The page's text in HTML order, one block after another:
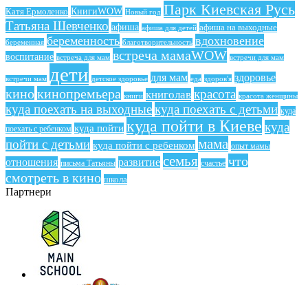
Катя Ермоленко КнигиWOW Новый год Парк Киевская Русь
Татьяна Шевченко афиша афиша для детей афиша на выходные
беременная беременность благотворительность вдохновение
воспитание встреча для мам встреча мамаWOW встречи для мам
встречи мам дети детское здоровье для мам еда здоров'я здоровье
кинокинопремьера книги книголав красота красота женщины
куда поехать на выходныекуда поехать с детьми куда
поехать с ребенком куда пойти куда пойти в Киеве куда
пойти с детьми куда пойти с ребенком мама опыт мамы
отношения письма Татьяны развитие семья счастье что
смотреть в кино школа
Партнери